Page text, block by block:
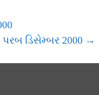
પરબ ડિસેમ્બર 2000 →